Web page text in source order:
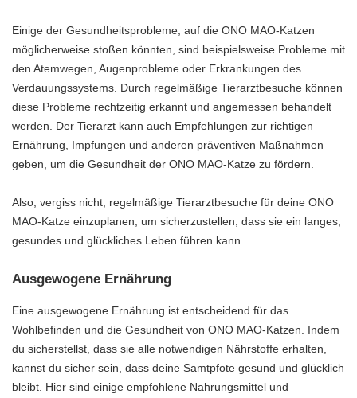
Einige der Gesundheitsprobleme, auf die ONO MAO-Katzen
möglicherweise stoßen könnten, sind beispielsweise Probleme mit
den Atemwegen, Augenprobleme oder Erkrankungen des
Verdauungssystems. Durch regelmäßige Tierarztbesuche können
diese Probleme rechtzeitig erkannt und angemessen behandelt
werden. Der Tierarzt kann auch Empfehlungen zur richtigen
Ernährung, Impfungen und anderen präventiven Maßnahmen
geben, um die Gesundheit der ONO MAO-Katze zu fördern.
Also, vergiss nicht, regelmäßige Tierarztbesuche für deine ONO
MAO-Katze einzuplanen, um sicherzustellen, dass sie ein langes,
gesundes und glückliches Leben führen kann.
Ausgewogene Ernährung
Eine ausgewogene Ernährung ist entscheidend für das
Wohlbefinden und die Gesundheit von ONO MAO-Katzen. Indem
du sicherstellst, dass sie alle notwendigen Nährstoffe erhalten,
kannst du sicher sein, dass deine Samtpfote gesund und glücklich
bleibt. Hier sind einige empfohlene Nahrungsmittel und